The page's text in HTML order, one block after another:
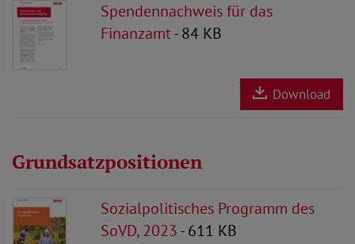
Spendennachweis für das
Finanzamt- 84 KB
Download
Grundsatzpositionen
Sozialpolitisches Programm des
SoVD, 2023- 611 KB